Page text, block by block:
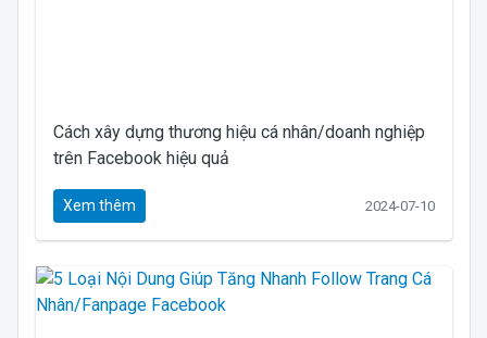
Cách xây dựng thương hiệu cá nhân/doanh nghiệp
trên Facebook hiệu quả
Xem thêm 2024-07-10